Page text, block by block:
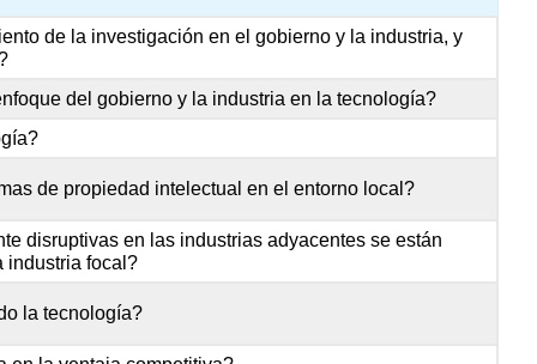
Estratégicas
Barreras
de la investigación en el gobierno y la industria, y
del gobierno y la industria en la tecnología?
de propiedad intelectual en el entorno local?
disruptivas en las industrias adyacentes se están
industria focal?
la tecnología?